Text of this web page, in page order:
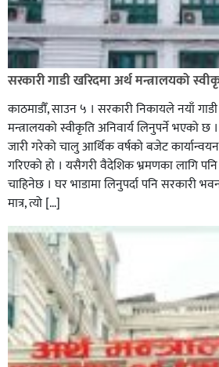
सरकारी गाडी खरिदमा अर्थ मन्त्रालयको
काठमाडौँ, साउन ५ । सरकारी निकायले नयाँ
मन्त्रालयको स्वीकृति अनिवार्य लिनुपर्ने भएको छ
जारी गरेको चालु आर्थिक वर्षको बजेट कार्यान्वयन
गरिएको हो । यसैगरी वैदेशिक भ्रमणका लागि पनि
चाहिनेछ । घर भाडामा लिनुपर्दा पनि सरकारी
मात्र, त्यो […]